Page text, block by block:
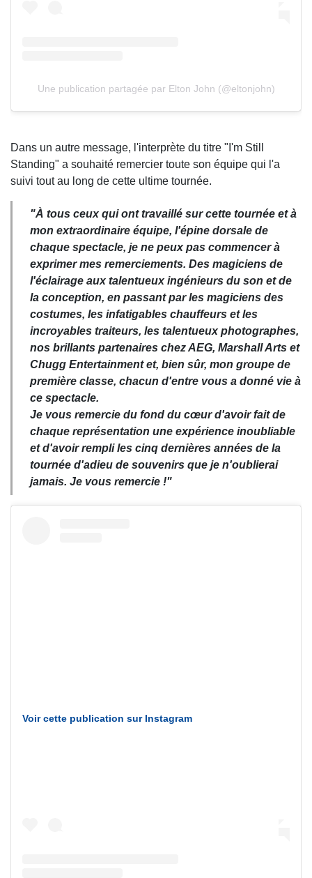
Une publication partagée par Elton John (@eltonjohn)
Dans un autre message, l'interprète du titre "I'm Still
Standing" a souhaité remercier toute son équipe qui l'a
suivi tout au long de cette ultime tournée.
"À tous ceux qui ont travaillé sur cette tournée et à
mon extraordinaire équipe, l'épine dorsale de
chaque spectacle, je ne peux pas commencer à
exprimer mes remerciements. Des magiciens de
l'éclairage aux talentueux ingénieurs du son et de
la conception, en passant par les magiciens des
costumes, les infatigables chauffeurs et les
incroyables traiteurs, les talentueux photographes,
nos brillants partenaires chez AEG, Marshall Arts et
Chugg Entertainment et, bien sûr, mon groupe de
première classe, chacun d'entre vous a donné vie à
ce spectacle.
Je vous remercie du fond du cœur d'avoir fait de
chaque représentation une expérience inoubliable
et d'avoir rempli les cinq dernières années de la
tournée d'adieu de souvenirs que je n'oublierai
jamais. Je vous remercie !"
Voir cette publication sur Instagram